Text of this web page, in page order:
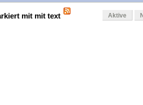
mit mit text Aktive